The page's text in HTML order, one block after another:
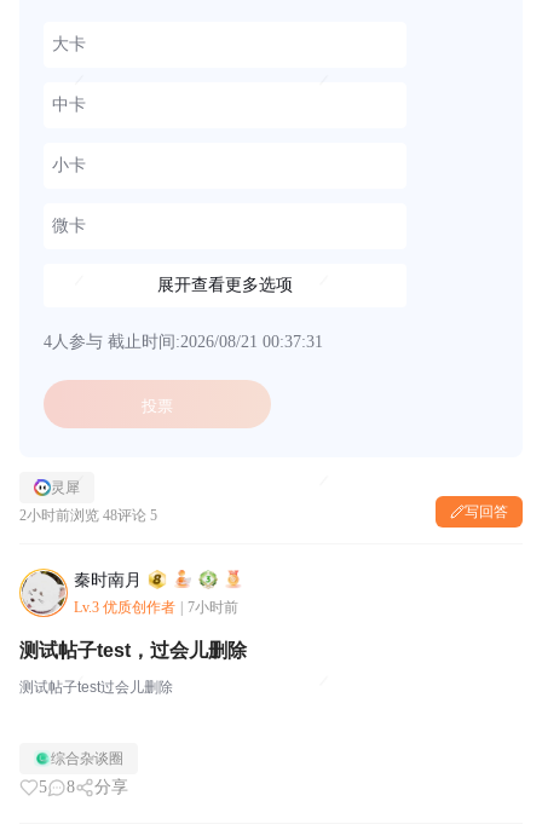
大卡
中卡
小卡
微卡
展开查看更多选项
4人参与 截止时间:2026/08/21 00:37:31
投票
灵犀
2小时前浏览 48评论 5 写回答
秦时南月
Lv.3 优质创作者 7小时前
测试帖子test，过会儿删除
测试帖子test过会儿删除
综合杂谈圈
5 8 分享